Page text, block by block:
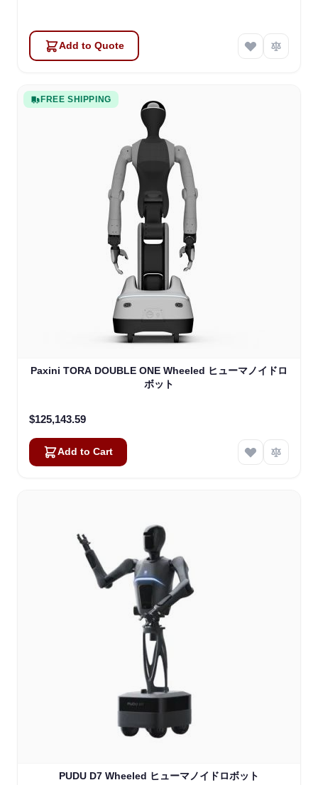
Add to Quote
FREE SHIPPING
Paxini TORA DOUBLE ONE Wheeled ヒューマノイドロ
ボット
$125,143.59
Add to Cart
PUDU D7 Wheeled ヒューマノイドロボット